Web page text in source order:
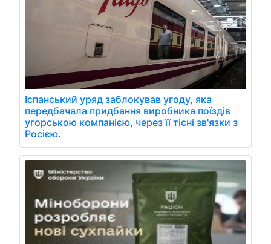
Іспанський уряд заблокував угоду, яка
передбачала придбання виробника поїздів
угорською компанією, через її тісні зв'язки з
Росією.